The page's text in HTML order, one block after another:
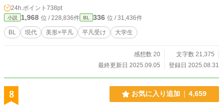
24h.ポイント 738pt
小説 1,968 位 / 228,836件 BL 336 位 / 31,436件
BL 現代 美形×平凡 平凡受け 大学生
感想数 20
文字数 21,375
最終更新日 2025.09.05
登録日 2025.08.31
8 お気に入り追加 4,659